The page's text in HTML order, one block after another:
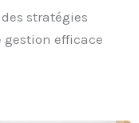
stratégies
efficace